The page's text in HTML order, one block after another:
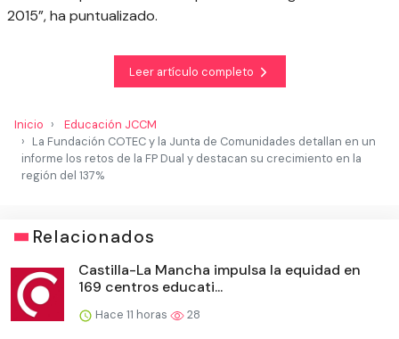
2015”, ha puntualizado.
Leer artículo completo
Inicio
Educación JCCM
La Fundación COTEC y la Junta de Comunidades detallan en un
informe los retos de la FP Dual y destacan su crecimiento en la
región del 137%
Relacionados
Castilla-La Mancha impulsa la equidad en
169 centros educati...
Hace 11 horas 28